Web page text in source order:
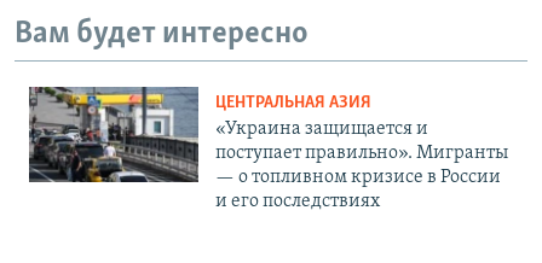
Вам будет интересно
ЦЕНТРАЛЬНАЯ АЗИЯ
«Украина защищается и
поступает правильно». Мигранты
— о топливном кризисе в России
и его последствиях